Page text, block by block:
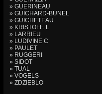
» GUERINEAU
» GUICHARD-BUNEL
» GUICHETEAU
» KRISTOFF. L
» LARRIEU
» LUDIVINE C
» PAULET
» RUGGERI
» SIDOT
» TUAL
» VOGELS
» ZDZIEBLO